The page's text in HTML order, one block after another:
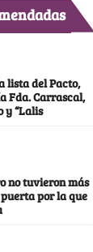
lista del Pacto,
Fda. Carrascal,
y “Lalis
no tuvieron más
por la que